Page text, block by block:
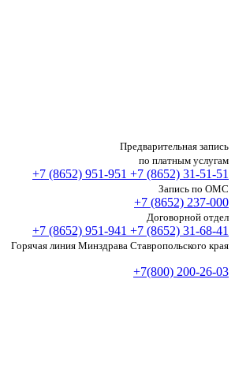
Предварительная запись
по платным услугам
+7 (8652) 951-951 +7 (8652) 31-51-51
Запись по ОМС
+7 (8652) 237-000
Договорной отдел
+7 (8652) 951-941 +7 (8652) 31-68-41
Горячая линия Минздрава Ставропольского края
+7(800) 200-26-03